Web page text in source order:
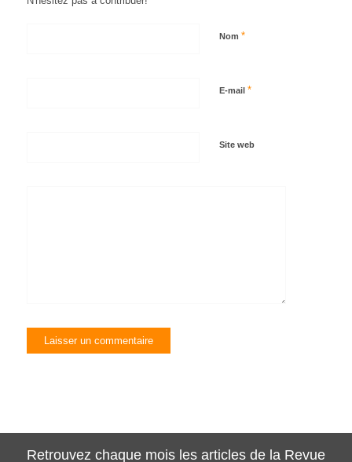
Nom *
E-mail *
Site web
Retrouvez chaque mois les articles de la Revue